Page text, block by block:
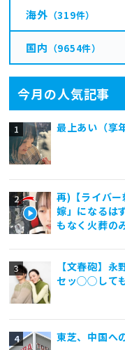
海外 （319件）
国内 （9654件）
今月の人気記事
最上あい（享
再)【ライバ
嫁」になるは
もなく火葬の
【文春砲】
セッ◯◯して
東芝、中国へ